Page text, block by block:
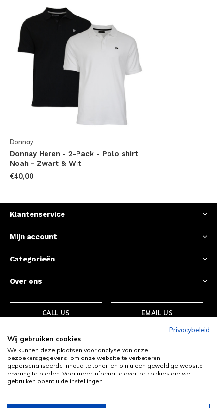
Donnay
Donnay Heren - 2-Pack - Polo shirt
Noah - Zwart & Wit
€40,00
Klantenservice
Mijn account
Categorieën
Over ons
CALL US EMAIL US
© Copyright2026- Theme ByDMWS-RSS-feed
Privacybeleid
Wij gebruiken cookies
We kunnen deze plaatsen voor analyse van onze
bezoekersgegevens, om onze website te verbeteren,
gepersonaliseerde inhoud te tonen en om u een geweldige website-
ervaring te bieden. Voor meer informatie over de cookies die we
gebruiken opent u de instellingen.